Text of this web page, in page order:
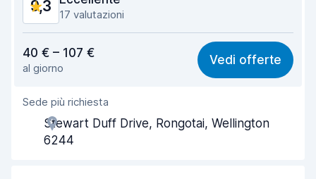
9,3 17 valutazioni
9,5
Facile da trovare 8,6
Gentilezza degli agenti
Rapidità del ritiro
40 € – 107 €
al giorno
Vedi offerte
Sede più richiesta
Stewart Duff Drive, Rongotai, Wellington
6244